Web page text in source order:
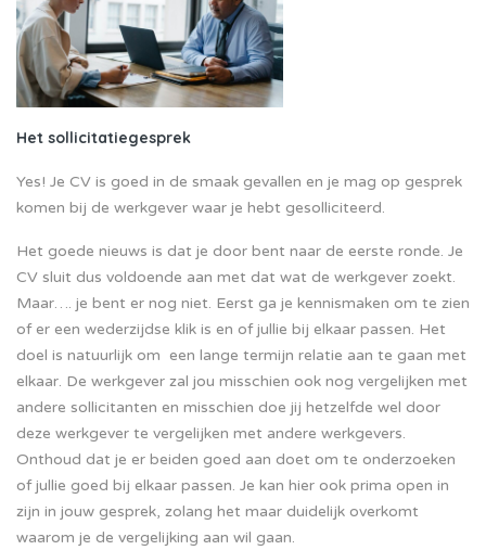
Het sollicitatiegesprek
Yes! Je CV is goed in de smaak gevallen en je mag op gesprek
komen bij de werkgever waar je hebt gesolliciteerd.
Het goede nieuws is dat je door bent naar de eerste ronde. Je
CV sluit dus voldoende aan met dat wat de werkgever zoekt.
Maar…. je bent er nog niet. Eerst ga je kennismaken om te zien
of er een wederzijdse klik is en of jullie bij elkaar passen. Het
doel is natuurlijk om een lange termijn relatie aan te gaan met
elkaar. De werkgever zal jou misschien ook nog vergelijken met
andere sollicitanten en misschien doe jij hetzelfde wel door
deze werkgever te vergelijken met andere werkgevers.
Onthoud dat je er beiden goed aan doet om te onderzoeken
of jullie goed bij elkaar passen. Je kan hier ook prima open in
zijn in jouw gesprek, zolang het maar duidelijk overkomt
waarom je de vergelijking aan wil gaan.